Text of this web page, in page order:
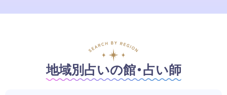
地域別占いの館・占い師